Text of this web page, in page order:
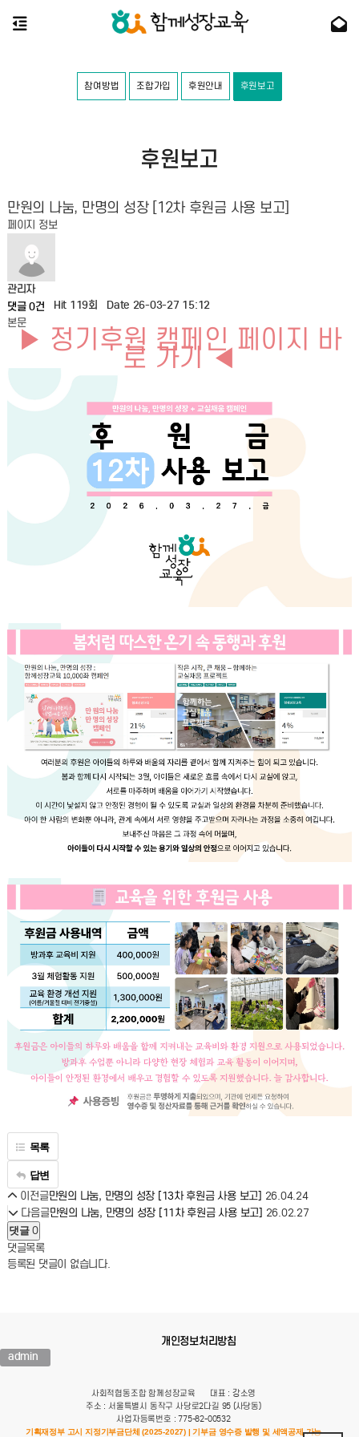
참여방법 조합가입 후원안내 후원보고
후원보고
만원의 나눔, 만명의 성장 [12차 후원금 사용 보고]
페이지 정보
관리자
댓글 0건
Hit 119회
Date 26-03-27 15:12
본문▶ 정기후원 캠페인 페이지 바
로 가기 ◀
목록
답변
이전글만원의 나눔, 만명의 성장 [13차 후원금 사용 보고] 26.04.24
다음글만원의 나눔, 만명의 성장 [11차 후원금 사용 보고] 26.02.27
댓글0
댓글목록
등록된 댓글이 없습니다.
개인정보처리방침
admin
사회적협동조합 함께성장교육
대표 : 강소영
주소 : 서울특별시 동작구 사당로2다길 95 (사당동)
사업자등록번호 : 775-82-00532
기획재정부 고시 지정기부금단체 (2025-2027) | 기부금 영수증 발행 및 세액공제 가능